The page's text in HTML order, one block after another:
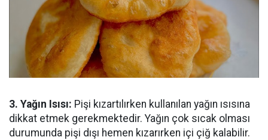
3. Yağın Isısı: Pişi kızartılırken kullanılan yağın ısısına
dikkat etmek gerekmektedir. Yağın çok sıcak olması
durumunda pişi dışı hemen kızarırken içi çiğ kalabilir.